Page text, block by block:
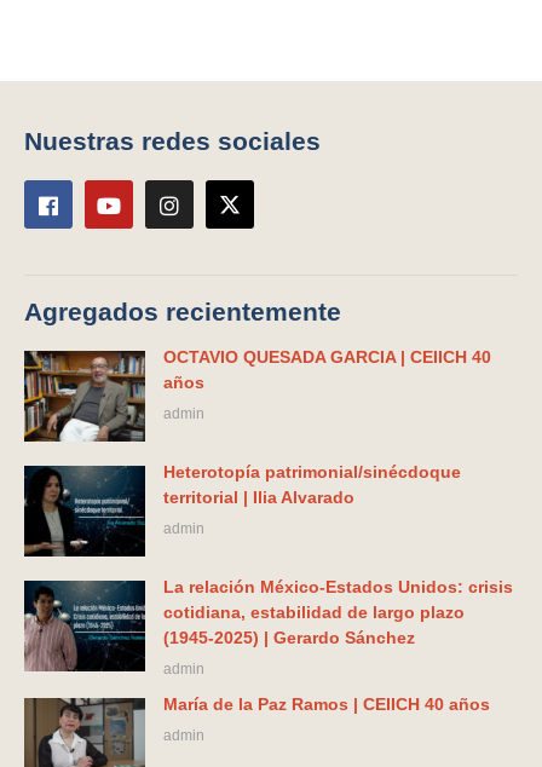
Nuestras redes sociales
Agregados recientemente
OCTAVIO QUESADA GARCIA | CEIICH 40
años
admin
Heterotopía patrimonial/sinécdoque
territorial | Ilia Alvarado
admin
La relación México-Estados Unidos: crisis
cotidiana, estabilidad de largo plazo
(1945-2025) | Gerardo Sánchez
admin
María de la Paz Ramos | CEIICH 40 años
admin